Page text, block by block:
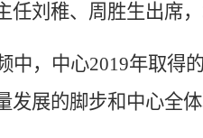
刘稚、周胜生出席，
中，中心2019年取得
发展的脚步和中心全